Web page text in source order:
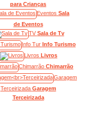
para Crianças
Eventos Sala
de Eventos
TV Sala de Tv
Info Tur Info Turismo
Livros Livros
Chimarrão Chimarrão
Garagem
Terceirizada Garagem
Terceirizada